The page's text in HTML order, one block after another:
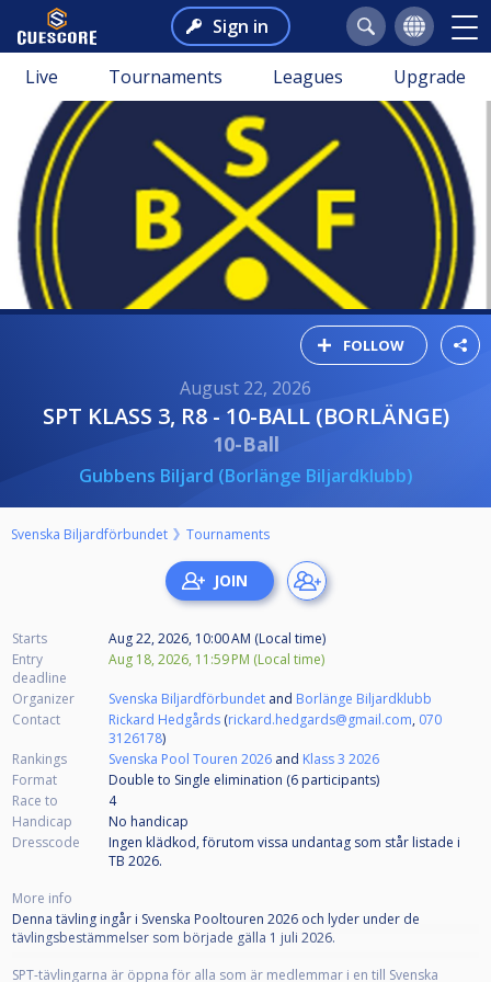
Sign in
Live Tournaments Leagues Upgrade
FOLLOW
August 22, 2026
SPT KLASS 3, R8 - 10-BALL (BORLÄNGE)
10-Ball
Gubbens Biljard (Borlänge Biljardklubb)
Svenska Biljardförbundet Tournaments
Starts
Aug 22, 2026, 10:00 AM (Local time)
Entry
deadline
Aug 18, 2026, 11:59 PM (Local time)
Organizer Svenska Biljardförbundet and Borlänge Biljardklubb
Contact
Rickard Hedgårds (rickard.hedgards@gmail.com, 070
3126178)
Rankings
Svenska Pool Touren 2026 and Klass 3 2026
Format
Double to Single elimination (6 participants)
Race to
4
Handicap
No handicap
Dresscode
Ingen klädkod, förutom vissa undantag som står listade i
TB 2026.
More info
Denna tävling ingår i Svenska Pooltouren 2026 och lyder under de
tävlingsbestämmelser som började gälla 1 juli 2026.
SPT-tävlingarna är öppna för alla som är medlemmar i en till Svenska